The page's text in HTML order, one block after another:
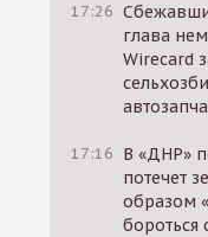
17:26
глава
Wirecard
17:16 В «ДНР»
потечет
образом
бороться